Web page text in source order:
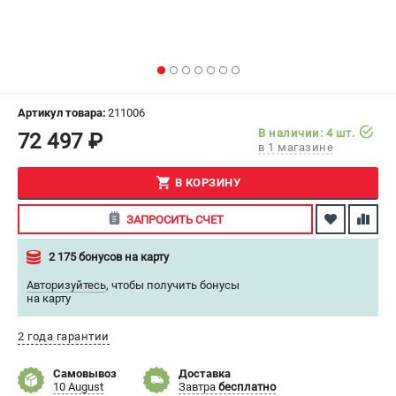
СЕРВИС
МАГАЗИНЫ
ПОДДЕРЖКА
Сервисный центр
ИНФОРМАЦИЯ
О бренде
Пользовательское соглашение
Способы оплаты
Артикул товара: 211006
72 497 ₽
В наличии: 4 шт.
в 1 магазине
В КОРЗИНУ
ЗАПРОСИТЬ СЧЕТ
2 175 бонусов на карту
Авторизуйтесь, чтобы получить бонусы
на карту
2 года гарантии
Самовывоз
10 August
Доставка
Завтра бесплатно